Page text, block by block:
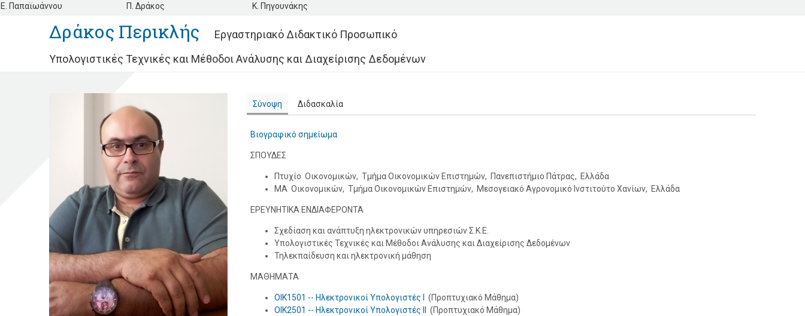
Ε. Παπαϊωάννου Π. Δράκος Κ. Πηγουνάκης
Δράκος Περικλής
Εργαστηριακό Διδακτικό Προσωπικό
Υπολογιστικές Τεχνικές και Μέθοδοι Ανάλυσης και Διαχείρισης Δεδομένων
Σύνοψη Διδασκαλία
Βιογραφικό σημείωμα
ΣΠΟΥΔΕΣ
Πτυχίο Οικονομικών, Τμήμα Οικονομικών Επιστημών, Πανεπιστήμιο Πάτρας, Ελλάδα
MA Οικονομικών, Τμήμα Οικονομικών Επιστημών, Μεσογειακό Αγρονομικό Ινστιτούτο Χανίων, Ελλάδα
ΕΡΕΥΝΗΤΙΚΑ ΕΝΔΙΑΦΕΡΟΝΤΑ
Σχεδίαση και ανάπτυξη ηλεκτρονικών υπηρεσιών Σ.Κ.Ε.
Υπολογιστικές Τεχνικές και Μέθοδοι Ανάλυσης και Διαχείρισης Δεδομένων
Τηλεκπαίδευση και ηλεκτρονική μάθηση
ΜΑΘΗΜΑΤΑ
OIK1501 -- Ηλεκτρονικοί Υπολογιστές I
(Προπτυχιακό Μάθημα)
OIK2501 -- Ηλεκτρονικοί Υπολογιστές II
(Προπτυχιακό Μάθημα)